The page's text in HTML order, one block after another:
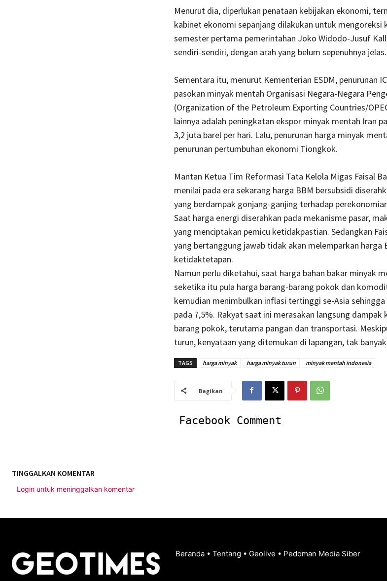
Menurut dia, diperlukan penataan kebijakan ekonomi,
kabinet ekonomi sepanjang dilakukan untuk mengoreksi
semester pertama pemerintahan Joko Widodo-Jusuf
sendiri-sendiri, dengan arah yang belum sepenuhnya jelas.
Sementara itu, menurut Kementerian ESDM, penurunan
pasokan minyak mentah Organisasi Negara-Negara
(Organization of the Petroleum Exporting Countries/
lainnya adalah peningkatan ekspor minyak mentah Iran
3,2 juta barel per hari. Lalu, penurunan harga minyak
penurunan pertumbuhan ekonomi Tiongkok.
Mantan Ketua Tim Reformasi Tata Kelola Migas Faisal
menilai pada era sekarang harga BBM bersubsidi
yang berdampak gonjang-ganjing terhadap
Saat harga energi diserahkan pada mekanisme pasar,
yang menciptakan pemicu ketidakpastian. Sedangkan
yang bertanggung jawab tidak akan melemparkan harga
ketidaktetapan.
Namun perlu diketahui, saat harga bahan bakar minyak
seketika itu pula harga barang-barang pokok dan
kemudian menimbulkan inflasi tertinggi se-Asia
pada 7,5%. Rakyat saat ini merasakan langsung dampak
barang pokok, terutama pangan dan transportasi.
turun, kenyataan yang ditemukan di lapangan, tak
TAGS harga minyak harga minyak turun minyak mentah indonesia
Bagikan
Facebook Comment
TINGGALKAN KOMENTAR
Login untuk meninggalkan komentar
Beranda • Tentang • Geolive • Pedoman Media Siber